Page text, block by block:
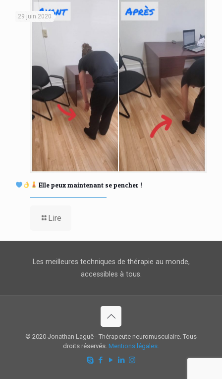
29 juin 2020
Elle peux maintenant se pencher !
Lire
Les meilleures techniques de thérapie au monde,
accessibles à tous.
© 2020 Jonathan Laguë - Thérapeute neuromusculaire. Tous
droits réservés. Mentions légales.